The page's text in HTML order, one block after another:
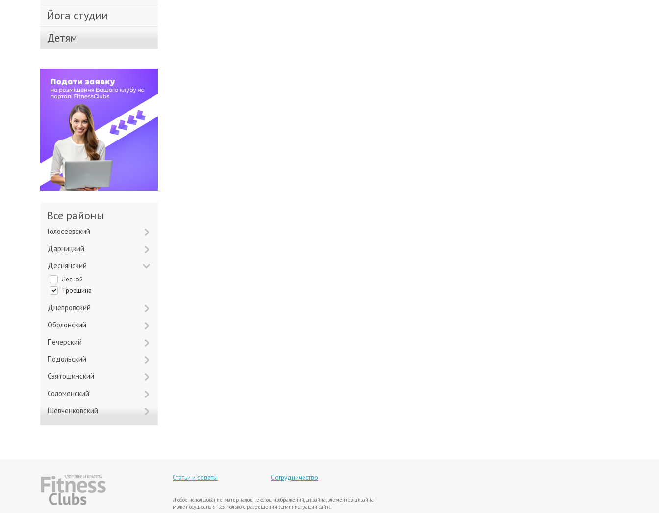
Йога студии
Детям
Все районы
Голосеевский
Дарницкий
Деснянский
Лесной
Троещина
Днепровский
Оболонский
Печерский
Подольский
Святошинский
Соломенский
Шевченковский
Статьи и советы Сотрудничество
Любое использование материалов, текстов, изображений, дизайна, элементов дизайна
может осуществляться только с разрешения администрации сайта.